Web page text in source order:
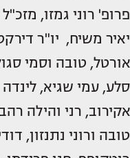
פרופ' רוני גמזו,
יאיר משיח, יו"ר
אורטל, טובה וסמי
סלע, עמי שגיא, לינדה
אקירוב, רני והילה
טובה ורוני נתנזון,